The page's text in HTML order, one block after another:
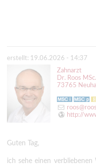
erstellt: 19.06.2026 - 14:37
Zahnarzt
Dr. Roos
73765
http://
Guten Tag,
ich sehe einen verbliebenen